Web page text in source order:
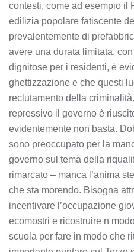
contesti, come ad esempio il
edilizia popolare fatiscente
prevalentemente di
avere una durata limitata,
dignitose per i residenti, è
ghettizzazione e che questi
reclutamento della
repressivo il governo è
evidentemente non basta.
sono preoccupato per la
governo sul tema della
rimarcato – manca l’anima
che sta morendo. Bisogna
incentivare l’occupazione
ecomostri e ricostruire n
scuola per fare in modo che